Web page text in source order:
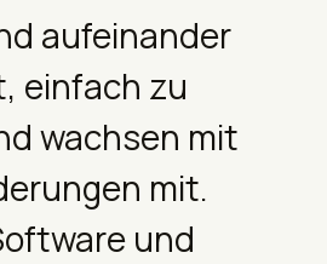
aufeinander
einfach zu
wachsen mit
mit.
und